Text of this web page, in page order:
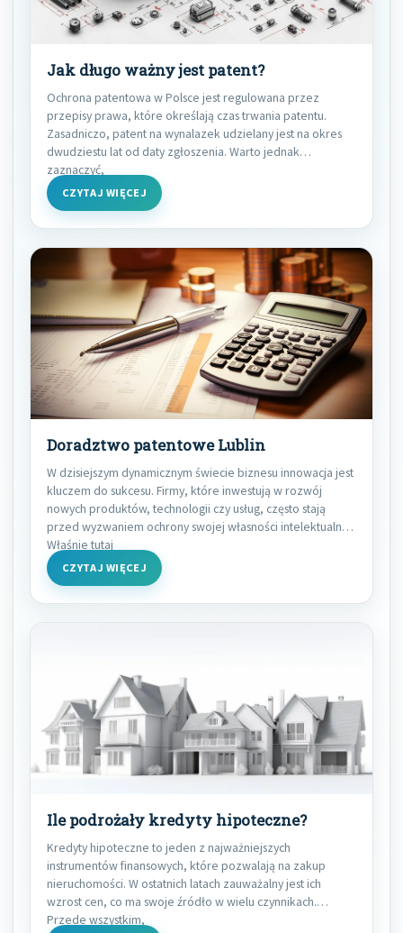
Jak długo ważny jest patent?
Ochrona patentowa w Polsce jest regulowana przez
przepisy prawa, które określają czas trwania patentu.
Zasadniczo, patent na wynalazek udzielany jest na okres
dwudziestu lat od daty zgłoszenia. Warto jednak
zaznaczyć,
CZYTAJ WIĘCEJ
Doradztwo patentowe Lublin
W dzisiejszym dynamicznym świecie biznesu innowacja jest
kluczem do sukcesu. Firmy, które inwestują w rozwój
nowych produktów, technologii czy usług, często stają
przed wyzwaniem ochrony swojej własności intelektualnej.
Właśnie tutaj
CZYTAJ WIĘCEJ
Ile podrożały kredyty hipoteczne?
Kredyty hipoteczne to jeden z najważniejszych
instrumentów finansowych, które pozwalają na zakup
nieruchomości. W ostatnich latach zauważalny jest ich
wzrost cen, co ma swoje źródło w wielu czynnikach.
Przede wszystkim,